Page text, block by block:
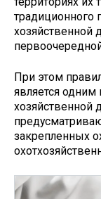
традиционного
хозяйственной
При этом
является
хозяйственной
закрепленных